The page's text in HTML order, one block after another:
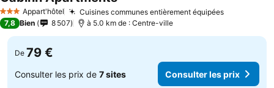
3 ÉtoilesAppart'hôtel Cuisines communes entièrement équipées
7,8 Bien 8 507 à 5.0 km de : Centre-ville
De 79 €
Consulter les prix de 7 sites Consulter les prix